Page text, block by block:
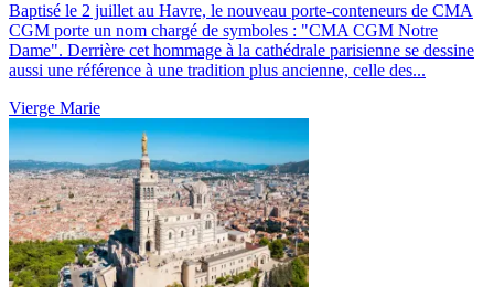
Baptisé le 2 juillet au Havre, le nouveau porte-conteneurs de CMA
CGM porte un nom chargé de symboles : "CMA CGM Notre
Dame". Derrière cet hommage à la cathédrale parisienne se dessine
aussi une référence à une tradition plus ancienne, celle des...
Vierge Marie